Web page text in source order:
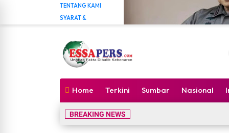
TENTANG KAMI
SYARAT &
PEDOMAN MEDIA
SIBER
FORM PENGADUAN
Kasus Febrie Adriansyah
Jakarta, essapers.com –
Agung Mud...
Home Terkini Sumbar Nasional
BREAKING NEWS